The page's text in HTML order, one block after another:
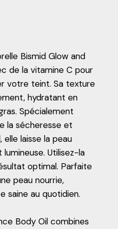
Bismid Glow and
de la vitamine C pour
votre teint. Sa texture
hydratant en
Spécialement
la sécheresse et
laisse la peau
Utilisez-la
optimal. Parfaite
peau nourrie,
saine au quotidien.
Body Oil combines